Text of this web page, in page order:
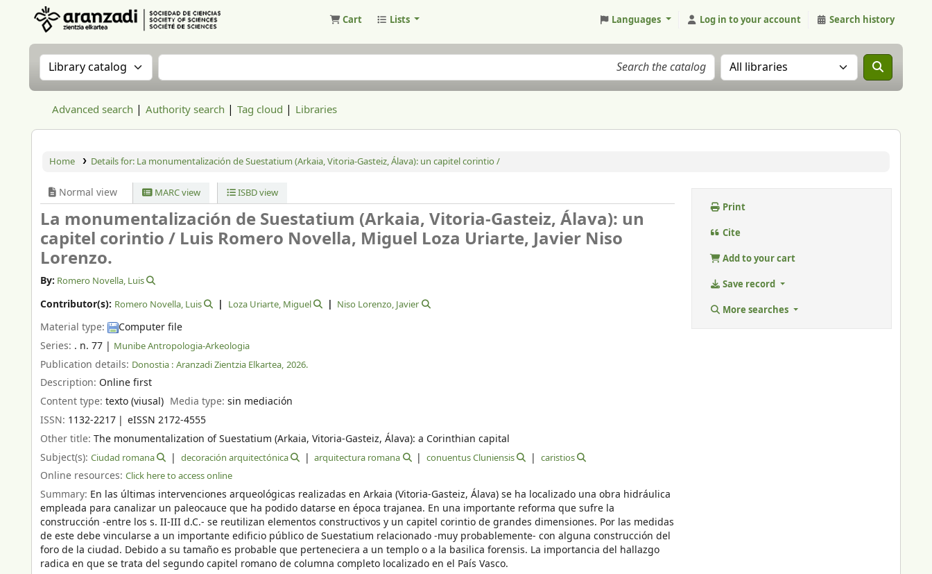
Cart Lists Languages Log in to your account Search history
Search the catalog by:Search the catalog Search the catalog in:
Advanced search Authority search Tag cloud Libraries
Home Details for: La monumentalización de Suestatium (Arkaia, Vitoria-Gasteiz, Álava): un capitel corintio /
Normal view MARC view ISBD view
La monumentalización de Suestatium (Arkaia, Vitoria-Gasteiz, Álava): un
capitel corintio / Luis Romero Novella, Miguel Loza Uriarte, Javier Niso
Lorenzo.
By: Romero Novella, Luis
Contributor(s): Romero Novella, Luis Loza Uriarte, Miguel Niso Lorenzo, Javier
Material type:
Computer file
Series: . n. 77 | Munibe Antropologia-Arkeologia
Publication details: Donostia : Aranzadi Zientzia Elkartea, 2026.
Description: Online first
Content type: texto (viusal) Media type:sin mediación
ISSN: 1132-2217
eISSN 2172-4555
Other title: The monumentalization of Suestatium (Arkaia, Vitoria-Gasteiz, Álava): a Corinthian capital
Subject(s): Ciudad romana decoración arquitectónica arquitectura romana conuentus Cluniensis caristios
Online resources: Click here to access online
Summary: En las últimas intervenciones arqueológicas realizadas en Arkaia (Vitoria-Gasteiz, Álava) se ha localizado una obra hidráulica
empleada para canalizar un paleocauce que ha podido datarse en época trajanea. En una importante reforma que sufre la
construcción -entre los s. II-III d.C.- se reutilizan elementos constructivos y un capitel corintio de grandes dimensiones. Por las medidas
de este debe vincularse a un importante edificio público de Suestatium relacionado -muy probablemente- con alguna construcción del
foro de la ciudad. Debido a su tamaño es probable que perteneciera a un templo o a la basilica forensis. La importancia del hallazgo
radica en que se trata del segundo capitel romano de columna completo localizado en el País Vasco.
Print
Cite
Add to your cart
Save record
More searches